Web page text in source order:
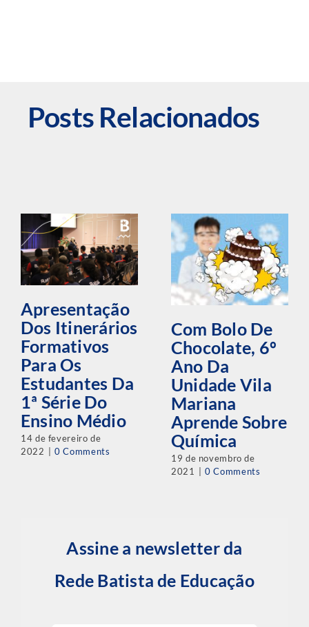
Posts Relacionados
Apresentação
Dos Itinerários
Formativos
Para Os
Estudantes Da
1ª Série Do
Ensino Médio
14 de fevereiro de
2022
0 Comments
Com Bolo De
Chocolate, 6º
Ano Da
Unidade Vila
Mariana
Aprende Sobre
Química
19 de novembro de
2021
0 Comments
Assine a newsletter da
Rede Batista de Educação